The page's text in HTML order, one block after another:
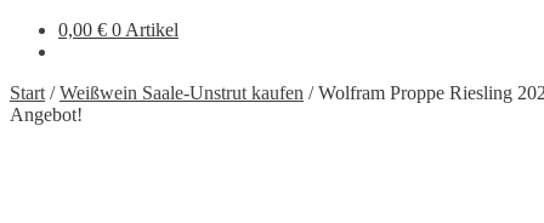
0,00 € 0 Artikel
Start /Weißwein Saale-Unstrut kaufen /Wolfram Proppe Riesling
Angebot!